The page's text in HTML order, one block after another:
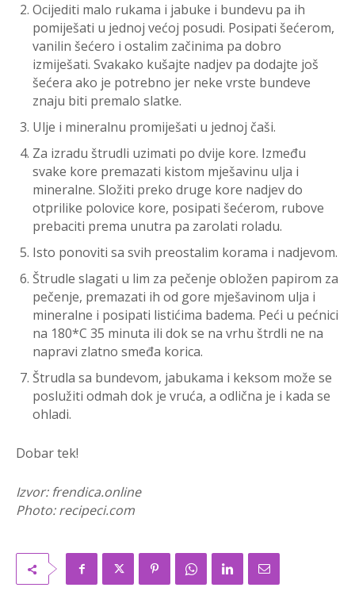
Ocijediti malo rukama i jabuke i bundevu pa ih
pomiješati u jednoj većoj posudi. Posipati šećerom,
vanilin šećero i ostalim začinima pa dobro
izmiješati. Svakako kušajte nadjev pa dodajte još
šećera ako je potrebno jer neke vrste bundeve
znaju biti premalo slatke.
Ulje i mineralnu promiješati u jednoj čaši.
Za izradu štrudli uzimati po dvije kore. Između
svake kore premazati kistom mješavinu ulja i
mineralne. Složiti preko druge kore nadjev do
otprilike polovice kore, posipati šećerom, rubove
prebaciti prema unutra pa zarolati roladu.
Isto ponoviti sa svih preostalim korama i nadjevom.
Štrudle slagati u lim za pečenje obložen papirom za
pečenje, premazati ih od gore mješavinom ulja i
mineralne i posipati listićima badema. Peći u pećnici
na 180*C 35 minuta ili dok se na vrhu štrdli ne na
napravi zlatno smeđa korica.
Štrudla sa bundevom, jabukama i keksom može se
poslužiti odmah dok je vruća, a odlična je i kada se
ohladi.
Dobar tek!
Izvor: frendica.online
Photo: recipeci.com